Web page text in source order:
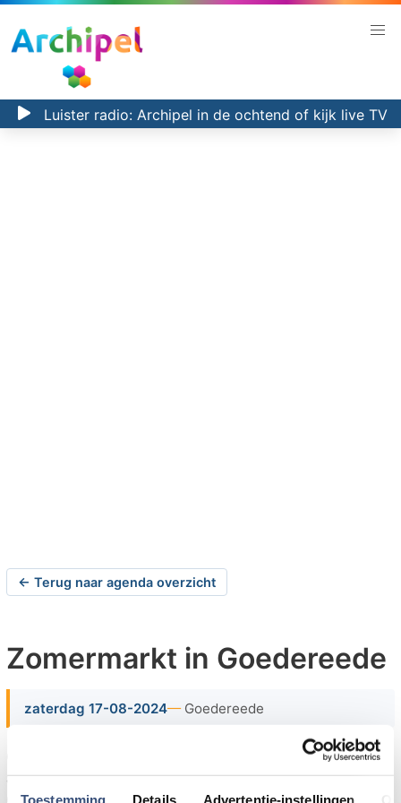
Toestemming Details Advertentie-instellingen
Luister radio: Archipel in de ochtend of kijk live TV
← Terug naar agenda overzicht
Zomermarkt in Goedereede
zaterdag 17-08-2024 Goedereede
Op zaterdag 17 augustus 2024 organiseert het
actiecomité van de Hersteld Hervormde Gemeente te